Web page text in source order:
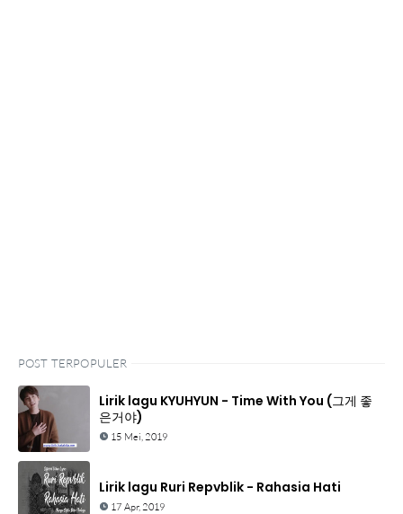
POST TERPOPULER
Lirik lagu KYUHYUN - Time With You (그게 좋
은거야)
15 Mei, 2019
Lirik lagu Ruri Repvblik - Rahasia Hati
17 Apr, 2019